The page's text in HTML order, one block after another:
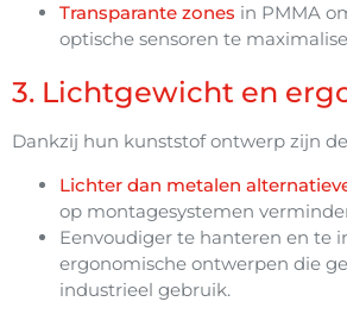
Transparante zones in PMMA
optische sensoren te
3. Lichtgewicht en
Dankzij hun kunststof ontwerp zijn
Lichter dan metalen
op montagesystemen
Eenvoudiger te hanteren en te
ergonomische ontwerpen die
industrieel gebruik.